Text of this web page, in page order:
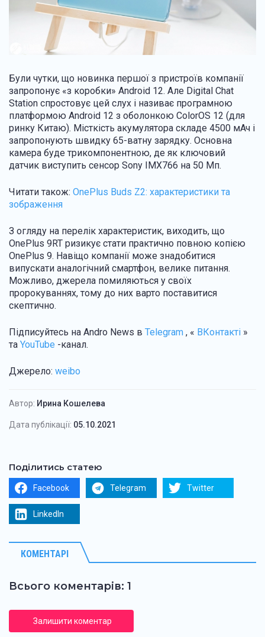
Були чутки, що новинка першої з пристроїв компанії
запропонує «з коробки» Android 12. Але Digital Chat
Station спростовує цей слух і називає програмною
платформою Android 12 з оболонкою ColorOS 12 (для
ринку Китаю). Місткість акумулятора складе 4500 мАч і
запропонують швидку 65-ватну зарядку. Основна
камера буде трикомпонентною, де як ключовий
датчик виступить сенсор Sony IMX766 на 50 Мп.
Читати також: OnePlus Buds Z2: характеристики та
зображення
З огляду на перелік характеристик, виходить, що
OnePlus 9RT ризикує стати практично повною копією
OnePlus 9. Навіщо компанії може знадобитися
випускати аналогічний смартфон, велике питання.
Можливо, джерела помиляються у своїх
пророкуваннях, тому до них варто поставитися
скептично.
Підписуйтесь на Andro News в Telegram , « ВКонтакті »
та YouTube -канал.
Джерело: weibo
Автор: Ирина Кошелева
Дата публікації: 05.10.2021
Поділитись статею
Facebook Telegram Twitter
LinkedIn
КОМЕНТАРІ
Всього коментарів: 1
Залишити коментар